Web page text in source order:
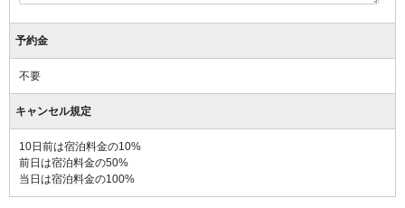
予約金
不要
キャンセル規定
10日前は宿泊料金の10%
前日は宿泊料金の50%
当日は宿泊料金の100%